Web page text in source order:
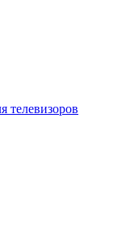
телевизоров